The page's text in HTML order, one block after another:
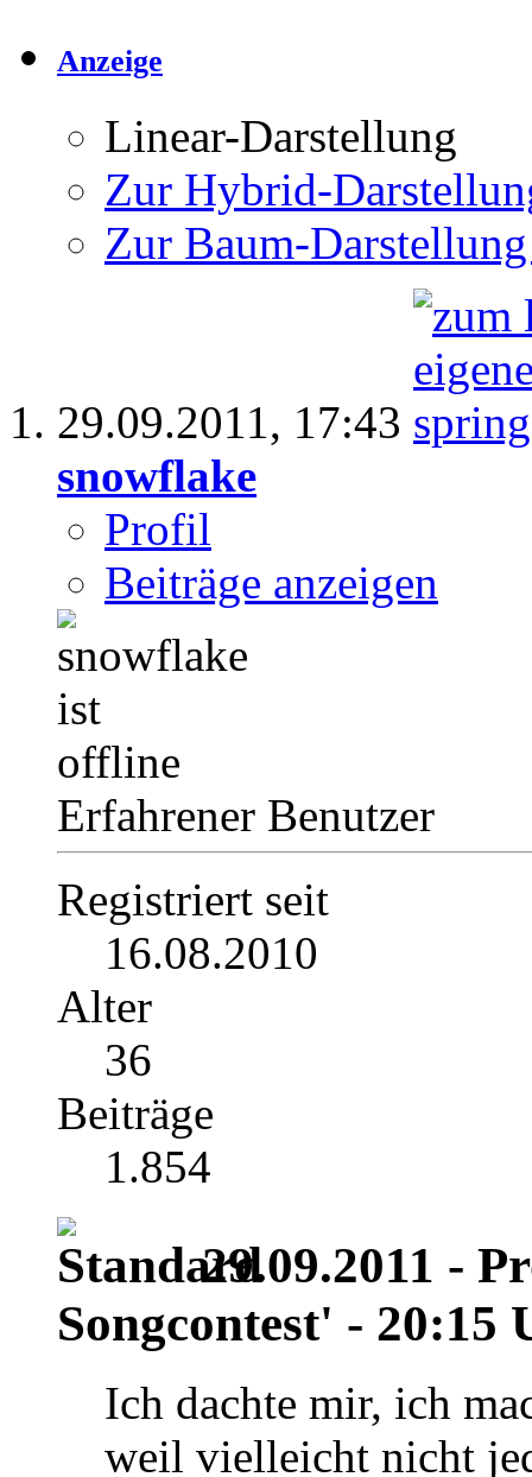
Anzeige
Linear-Darstellung
Zur Hybrid-
Zur Baum-
29.09.2011, 17:43
snowflake
Profil
Beiträge anzeigen
Erfahrener Benutzer
Registriert seit
16.08.2010
Alter
36
Beiträge
1.854
29.09.2011 -
Songcontest' - 20:15
Ich dachte mir, ich
weil vielleicht nicht